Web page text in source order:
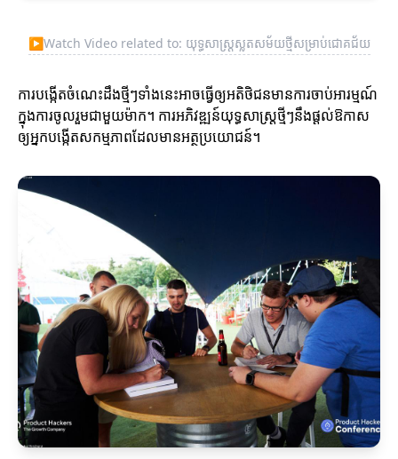
▶Watch Video related to: យុទ្ធសាស្ត្រស្លតសម័យថ្មីសម្រាប់ជោគជ័យ
ការបង្កើតចំណេះដឹងថ្មីៗទាំងនេះអាចធ្វើឲ្យអតិថិជនមានការចាប់អារម្មណ៍
ក្នុងការចូលរួមជាមួយម៉ាក។ ការអភិវឌ្ឍន៍យុទ្ធសាស្ត្រថ្មីៗនឹងផ្ដល់ឱកាស
ឲ្យអ្នកបង្កើតសកម្មភាពដែលមានអត្ថប្រយោជន៍។